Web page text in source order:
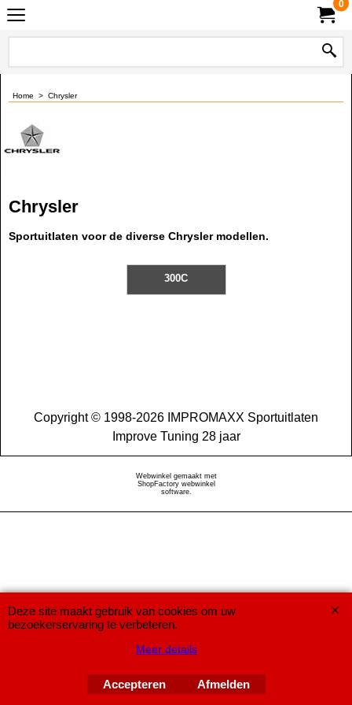
0
Home > Chrysler
Chrysler
Sportuitlaten voor de diverse Chrysler modellen.
300C
Copyright © 1998-2026 IMPROMAXX Sportuitlaten
Improve Tuning 28 jaar
Webwinkel gemaakt met
ShopFactory webwinkel
software.
Deze site maakt gebruik van cookies om uw
bezoekerservaring te verbeteren.
Meer details
Accepteren Afmelden